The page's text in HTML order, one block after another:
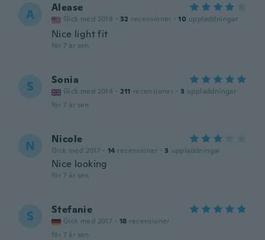
A Alease
Gick med 2018 · 32 recensioner · 10 uppladdningar
Nice light fit
för 7 år sen
S Sonia
Gick med 2014 · 211 recensioner · 3 uppladdningar
för 7 år sen
N Nicole
Gick med 2017 · 14 recensioner · 3 uppladdningar
Nice looking
för 7 år sen
S Stefanie
Gick med 2017 · 18 recensioner
för 7 år sen